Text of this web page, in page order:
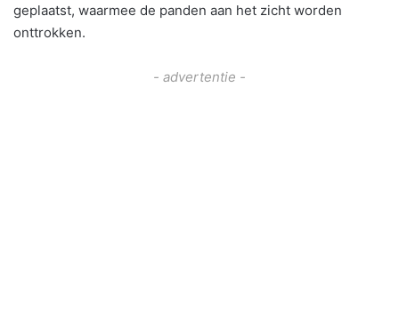
geplaatst, waarmee de panden aan het zicht worden
onttrokken.
- advertentie -